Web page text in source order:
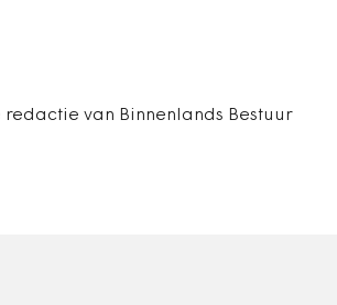
redactie van Binnenlands Bestuur